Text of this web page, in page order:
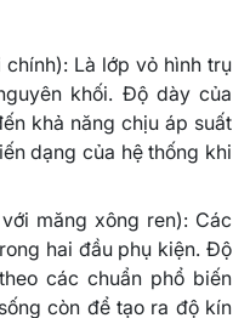
chính): Là lớp vỏ hình trụ
khối. Độ dày của
khả năng chịu áp suất
dạng của hệ thống khi
măng xông ren): Các
hai đầu phụ kiện. Độ
các chuẩn phổ biến
còn để tạo ra độ kín